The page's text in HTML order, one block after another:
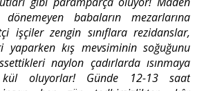
babaların mezarlarına
işçiler zengin sınıflara rezidanslar,
yaparken kış mevsiminin soğuğunu
naylon çadırlarda ısınmaya
kül oluyorlar! Günde 12-13 saat